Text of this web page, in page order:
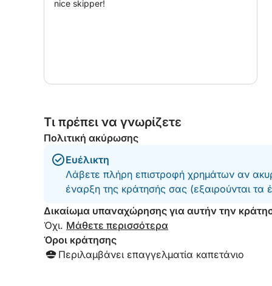
• ΤΕΡΑΣΤΙΑ ΗΛΙΟΘΗΚΗ ΜΕ ΜΑΞΙΛΑΡΙΑ ΣΤΗΝ
ΕΞΟΠΛΙΣΜΟΣ:
• ΦΟΥΣΚΩΤΟ ΠΛΩΤΟ ΝΗΣΙ
• 2ΘΕΣΙΑ ΣΚΑΦΗ ΥΠΝΟΥ ΜΕ ΚΟΥΠΙΑ
• ΔΙΑΦΟΡΑ ΠΛΩΤΗΡΑ
ΠΕΡΙΛΑΜΒΑΝΟΝΤΑΙ ΣΤΗΝ ΤΙΜΗ:
• ΕΠΑΓΓΕΛΜΑΤΙΕΣ ΑΞΙΟΠΙΣΤΑ ΚΥΒΕΡΝΗΤΗΣ
ΕΞΑΙΡΟΥΝΤΑΙ ΑΠΟ ΤΗΝ ΤΙΜΗ:
• ΚΑΥΣΙΜΑ
nice skipper!
Τι πρέπει να γνωρίζετε
Πολιτική ακύρωσης
Ευέλικτη
Λάβετε πλήρη επιστροφή χρημάτων αν
έναρξη της κράτησής σας (εξαιρούνται τα
Δικαίωμα υπαναχώρησης για αυτήν την
Όχι. Μάθετε περισσότερα
Όροι κράτησης
Περιλαμβάνει επαγγελματία καπετάνιο